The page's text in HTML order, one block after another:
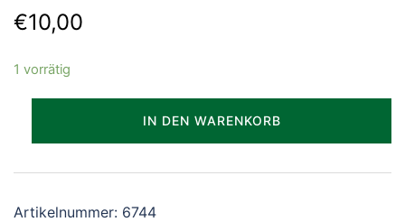
€10,00
1 vorrätig
IN DEN WARENKORB
Artikelnummer: 6744